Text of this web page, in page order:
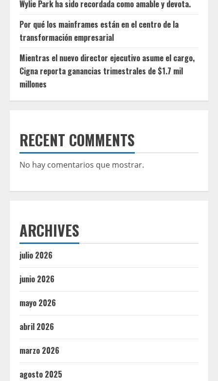
Wylie Park ha sido recordada como amable y devota.
Por qué los mainframes están en el centro de la
transformación empresarial
Mientras el nuevo director ejecutivo asume el cargo,
Cigna reporta ganancias trimestrales de $1.7 mil
millones
RECENT COMMENTS
No hay comentarios que mostrar.
ARCHIVES
julio 2026
junio 2026
mayo 2026
abril 2026
marzo 2026
agosto 2025